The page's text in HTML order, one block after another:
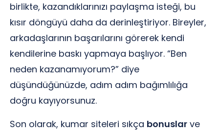
birlikte, kazandıklarınızı paylaşma isteği, bu
kısır döngüyü daha da derinleştiriyor. Bireyler,
arkadaşlarının başarılarını görerek kendi
kendilerine baskı yapmaya başlıyor. “Ben
neden kazanamıyorum?” diye
düşündüğünüzde, adım adım bağımlılığa
doğru kayıyorsunuz.
Son olarak, kumar siteleri sıkça bonuslar ve